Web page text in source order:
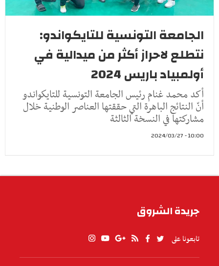
الجامعة التونسية للتايكواندو:
نتطلع لاحراز أكثر من ميدالية في
أولمبياد باريس 2024
أكد محمد غنام رئيس الجامعة التونسية للتايكواندو
أنّ النتائج الباهرة التي حققتها العناصر الوطنية خلال
مشاركتها في النسخة الثالثة
10:00 - 2024/03/27
جريدة الشروق
تابعونا على